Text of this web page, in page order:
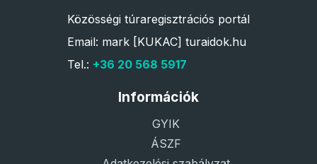
Közösségi túraregisztrációs portál
Email: mark [KUKAC] turaidok.hu
Tel.: +36 20 568 5917
Információk
GYIK
ÁSZF